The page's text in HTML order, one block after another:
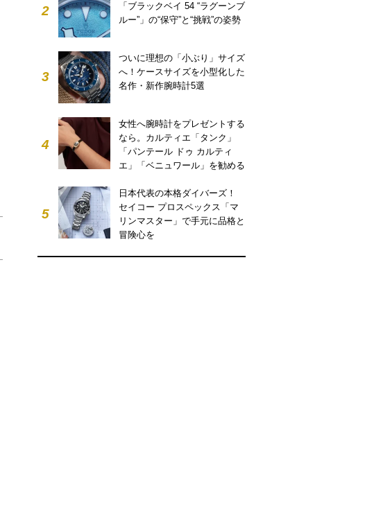
2
「ブラックベイ 54 “ラグーンブ
ルー”」の“保守”と“挑戦”の姿勢
3
ついに理想の「小ぶり」サイズ
へ！ケースサイズを小型化した
名作・新作腕時計5選
4
女性へ腕時計をプレゼントする
なら。カルティエ「タンク」
「パンテール ドゥ カルティ
エ」「ベニュワール」を勧める
5
日本代表の本格ダイバーズ！
セイコー プロスペックス「マ
リンマスター」で手元に品格と
冒険心を